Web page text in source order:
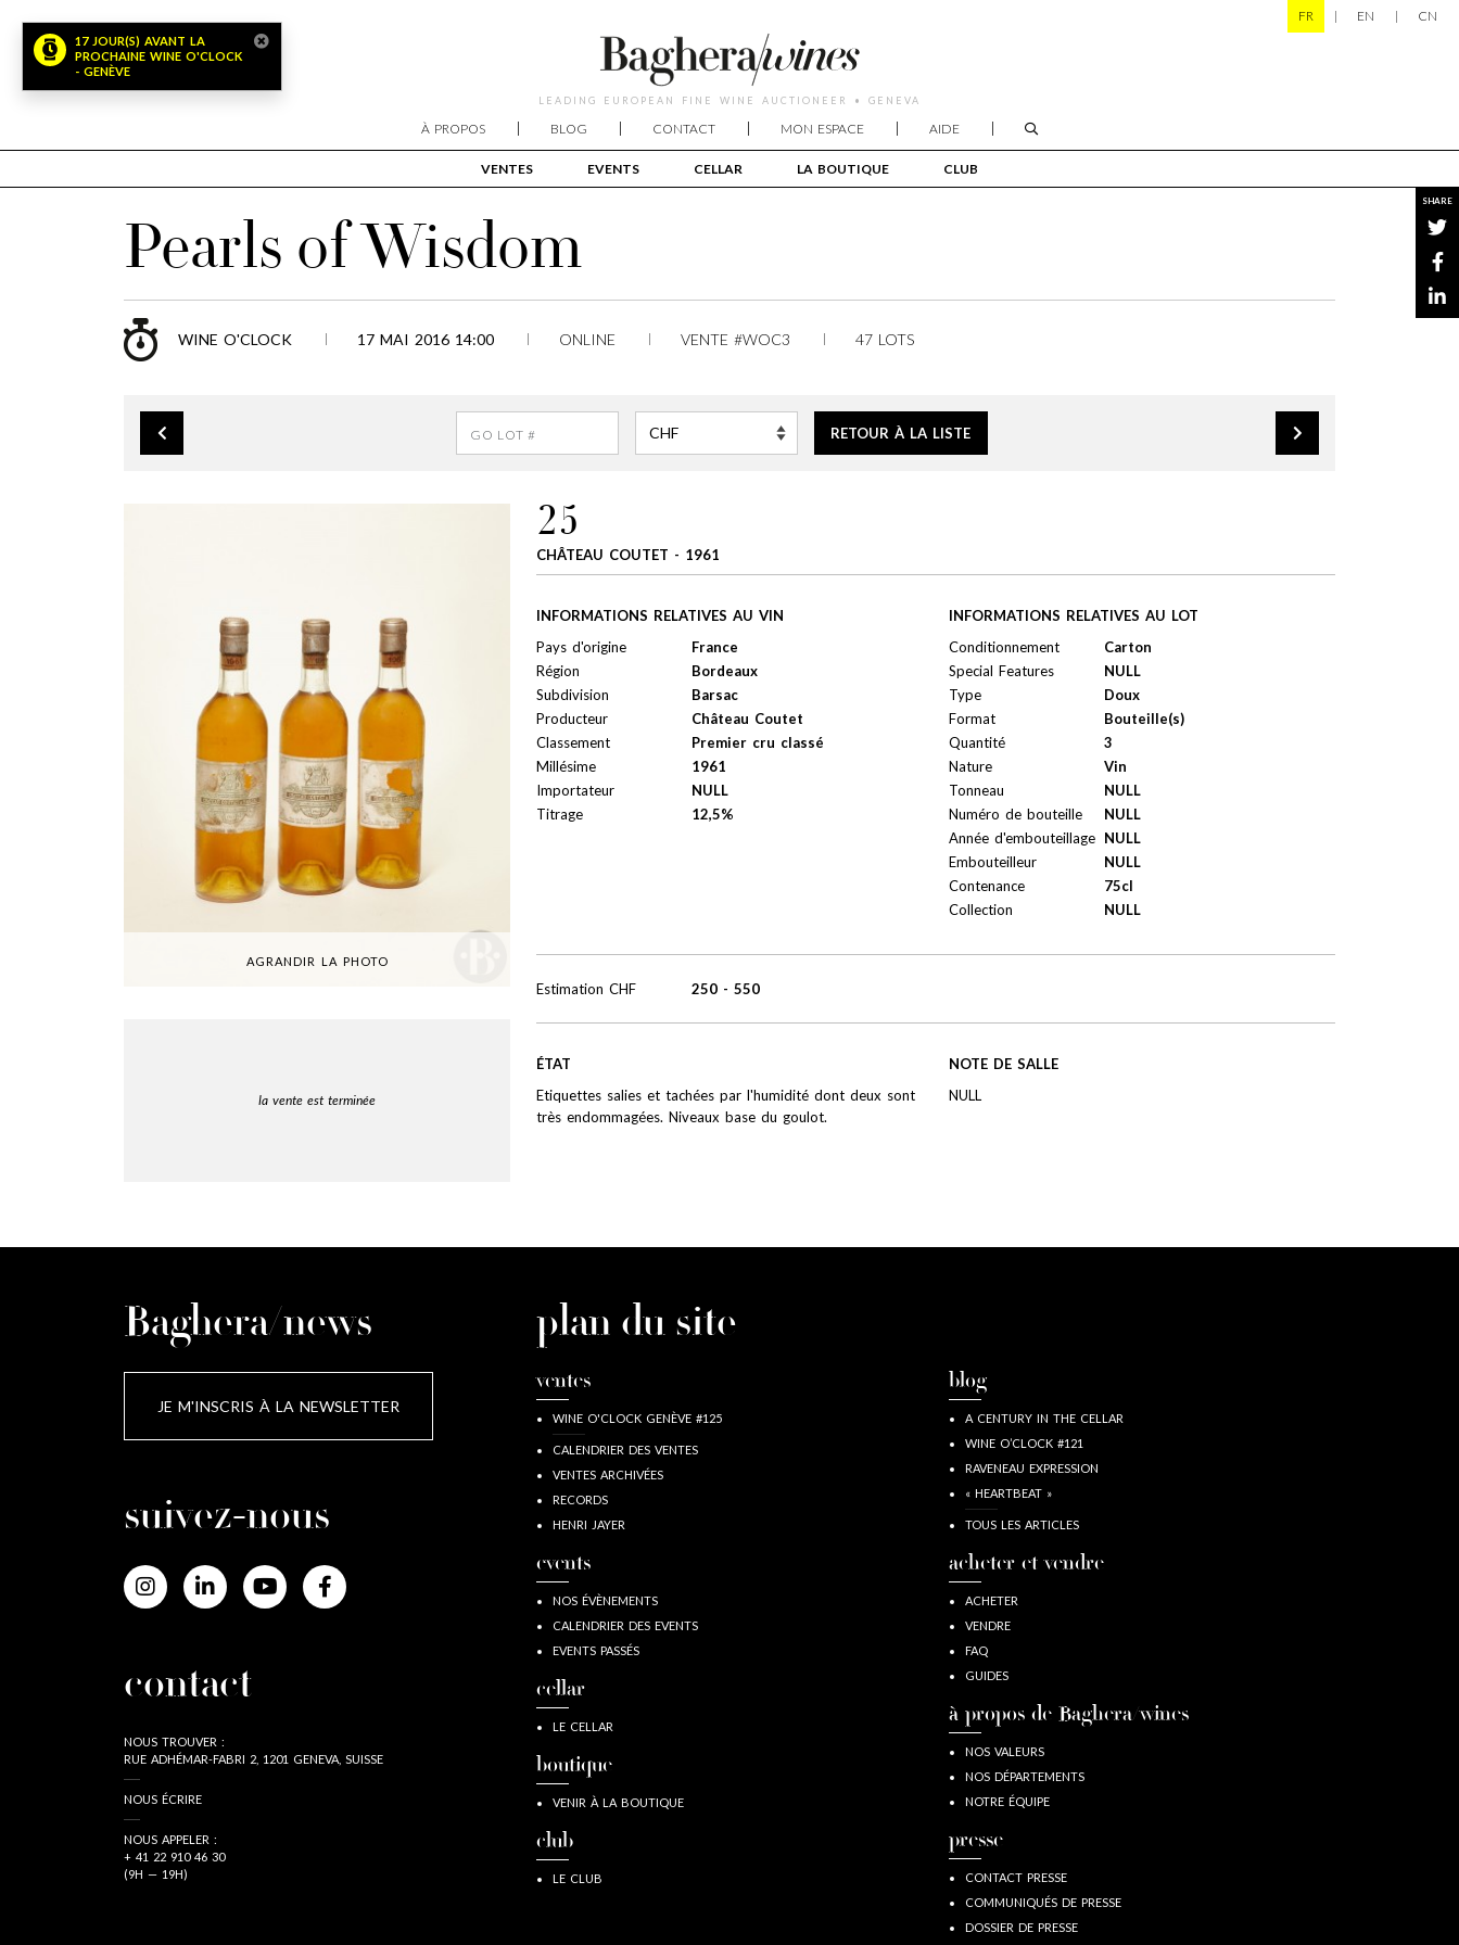
LEADING EUROPEAN FINE WINE AUCTIONEER • GENEVA
VENTES EVENTS CELLAR LA BOUTIQUE CLUB
À PROPOS BLOG CONTACT MON ESPACE AIDE
FR EN CN
17 JOUR(S) AVANT LA
PROCHAINE WINE O'CLOCK
- GENÈVE
SHARE
Pearls of Wisdom
WINE O'CLOCK 17 MAI 2016 14:00 ONLINE VENTE #WOC3 47 LOTS
RETOUR À LA LISTE
AGRANDIR LA PHOTO
la vente est terminée
25
CHÂTEAU COUTET - 1961
INFORMATIONS RELATIVES AU VIN
Pays d'origine
France
Région
Bordeaux
Subdivision
Barsac
Producteur
Château Coutet
Classement
Premier cru classé
Millésime
1961
Importateur
NULL
Titrage
12,5%
INFORMATIONS RELATIVES AU LOT
Conditionnement
Carton
Special Features
NULL
Type
Doux
Format
Bouteille(s)
Quantité
3
Nature
Vin
Tonneau
NULL
Numéro de bouteille
NULL
Année d'embouteillage NULL
Embouteilleur
NULL
Contenance
75cl
Collection
NULL
Estimation CHF 250 - 550
ÉTAT
Etiquettes salies et tachées par l'humidité dont deux sont
très endommagées. Niveaux base du goulot.
NOTE DE SALLE
NULL
Baghera/news
JE M'INSCRIS À LA NEWSLETTER
suivez-nous
contact
NOUS TROUVER :
RUE ADHÉMAR-FABRI 2, 1201 GENEVA, SUISSE
NOUS ÉCRIRE
NOUS APPELER :
+ 41 22 910 46 30
(9H — 19H)
plan du site
ventes
WINE O'CLOCK GENÈVE #125
CALENDRIER DES VENTES
VENTES ARCHIVÉES
RECORDS
HENRI JAYER
events
NOS ÉVÈNEMENTS
CALENDRIER DES EVENTS
EVENTS PASSÉS
cellar
LE CELLAR
boutique
VENIR À LA BOUTIQUE
club
LE CLUB
blog
A CENTURY IN THE CELLAR
WINE O’CLOCK #121
RAVENEAU EXPRESSION
« HEARTBEAT »
TOUS LES ARTICLES
acheter et vendre
ACHETER
VENDRE
FAQ
GUIDES
à propos de Baghera/wines
NOS VALEURS
NOS DÉPARTEMENTS
NOTRE ÉQUIPE
presse
CONTACT PRESSE
COMMUNIQUÉS DE PRESSE
DOSSIER DE PRESSE